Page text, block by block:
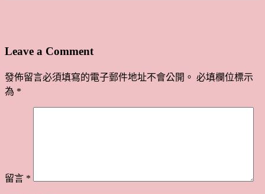
Leave a Comment
發佈留言必須填寫的電子郵件地址不會公開。 必填欄位標示
為 *
留言 *